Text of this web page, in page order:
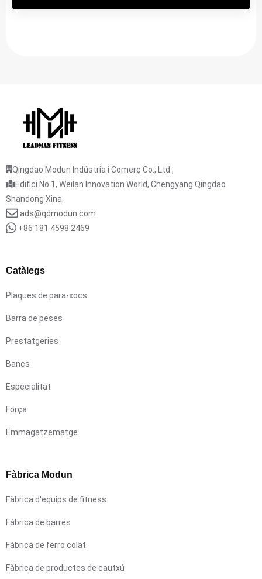
Qingdao Modun Indústria i Comerç Co., Ltd.,
Edifici No.1, Weilan Innovation World, Chengyang Qingdao
Shandong Xina.
ads@qdmodun.com
+86 181 4598 2469
Catàlegs
Plaques de para-xocs
Barra de peses
Prestatgeries
Bancs
Especialitat
Força
Emmagatzematge
Fàbrica Modun
Fàbrica d'equips de fitness
Fàbrica de barres
Fàbrica de ferro colat
Fàbrica de productes de cautxú